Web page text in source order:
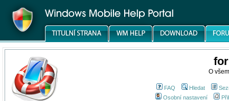
O
FAQ Hledat
Osobní nastavení